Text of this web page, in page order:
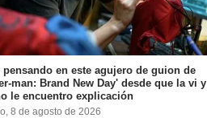
pensando en este agujero de guion de
man: Brand New Day' desde que la vi y
le encuentro explicación
8 de agosto de 2026